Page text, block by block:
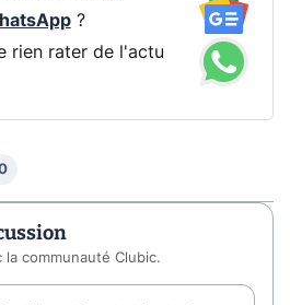
?
rien rater de l'actu
la communauté Clubic.